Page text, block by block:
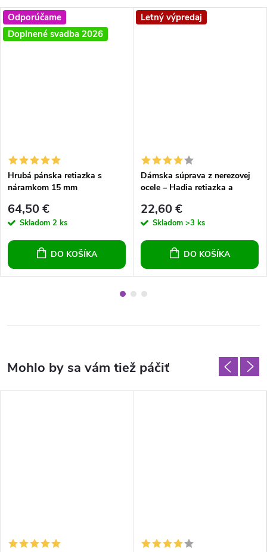
Odporúčame
Doplnené svadba 2026
Hrubá pánska retiazka s
náramkom 15 mm
64,50 €
Skladom 2 ks
DO KOŠÍKA
Letný výpredaj
Dámska súprava z nerezovej
ocele – Hadia retiazka a
22,60 €
Skladom >3 ks
DO KOŠÍKA